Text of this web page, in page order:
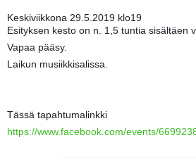
Keskiviikkona 29.5.2019 klo19
Esityksen kesto on n. 1,5 tuntia sisältäen
Vapaa pääsy.
Laikun musiikkisalissa.
Tässä tapahtumalinkki
https://www.facebook.com/events/